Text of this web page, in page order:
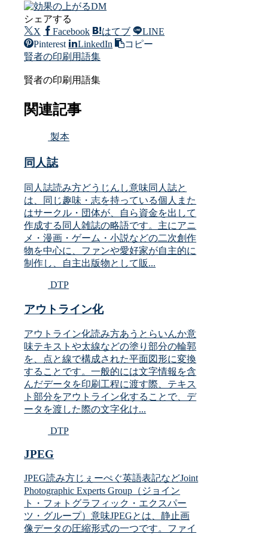
シェアする
X
Facebook はてブ
LINE
Pinterest
LinkedIn
コピー
賢者の印刷用語集
賢者の印刷用語集
関連記事
製本
同人誌
同人誌読み方どうじんし意味同人誌と
は、同じ趣味・志を持っている個人また
はサークル・団体が、自ら資金を出して
作成する同人雑誌の略語です。主にアニ
メ・漫画・ゲーム・小説などの二次創作
物を中心に、ファンや愛好家が自主的に
制作し、自主出版物として販...
DTP
アウトライン化
アウトライン化読み方あうとらいんか意
味テキストや太線などの塗り部分の輪郭
を、点と線で構成された平面図形に変換
することです。一般的には文字情報を含
んだデータを印刷工程に渡す際、テキス
ト部分をアウトライン化することで、デ
ータを渡した際の文字化け...
DTP
JPEG
JPEG読み方じぇーぺぐ英語表記などJoint
Photographic Experts Group（ジョイン
ト・フォトグラフィック・エクスパー
ツ・グループ）意味JPEGとは、静止画
像データの圧縮形式の一つです。ファイ